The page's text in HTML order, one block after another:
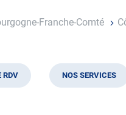
Franche-Comté
RDV NOS SERVICES